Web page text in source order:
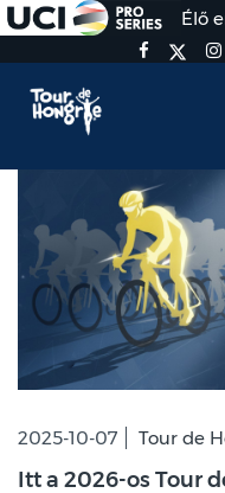
Élő
2025-10-07 Tour de
Itt a 2026-os Tour